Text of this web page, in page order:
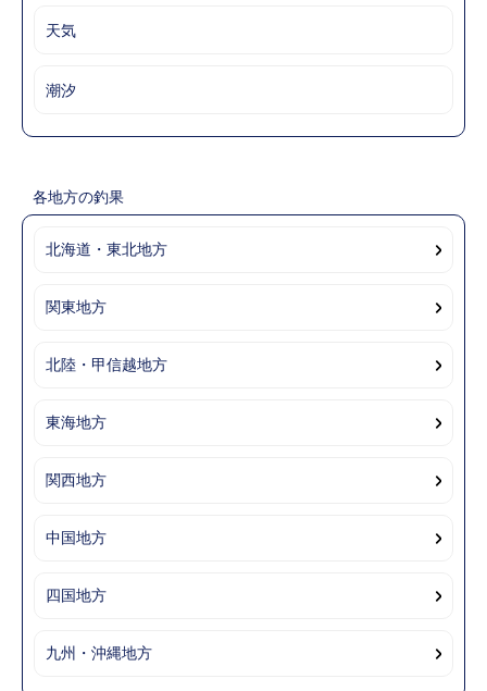
天気
潮汐
各地方の釣果
北海道・東北地方
関東地方
北陸・甲信越地方
東海地方
関西地方
中国地方
四国地方
九州・沖縄地方